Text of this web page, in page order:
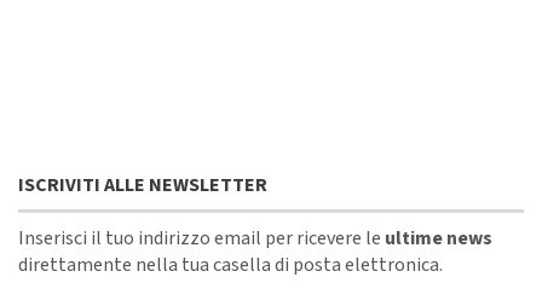
ISCRIVITI ALLE NEWSLETTER
Inserisci il tuo indirizzo email per ricevere le ultime news
direttamente nella tua casella di posta elettronica.